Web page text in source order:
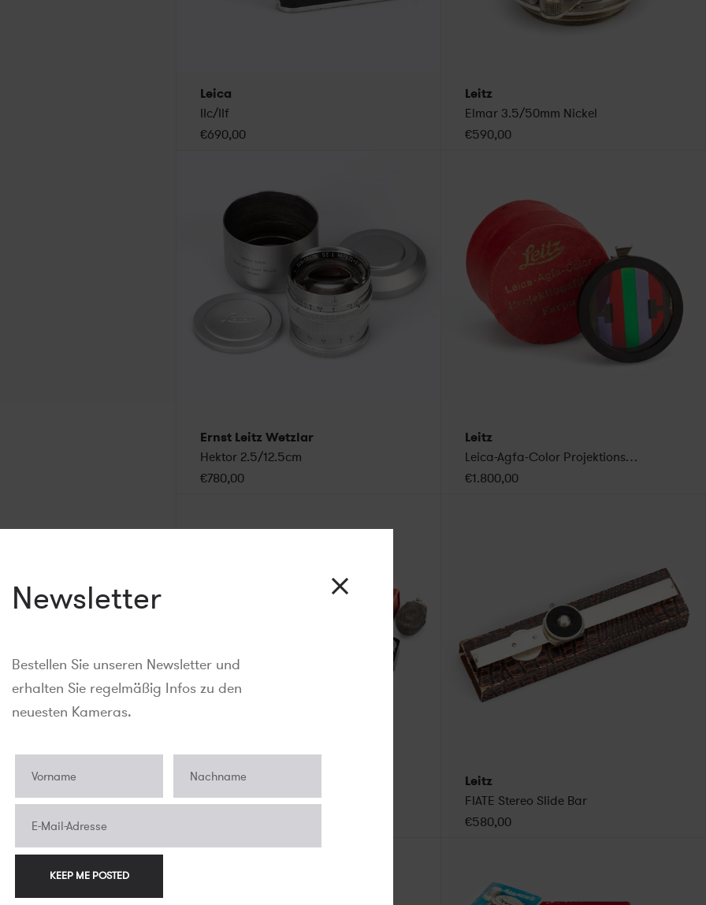
Leica
IIc/IIf
€690,00
Leitz
Elmar 3.5/50mm Nickel
€590,00
Ernst Leitz Wetzlar
Hektor 2.5/12.5cm
€780,00
Leitz
Leica-Agfa-Color Projektionsfilter FARPU
€1.800,00
Leitz
Zubehör
Leitz
FIATE Stereo Slide Bar
€580,00
Newsletter
Bestellen Sie unseren Newsletter und
erhalten Sie regelmäßig Infos zu den
neuesten Kameras.